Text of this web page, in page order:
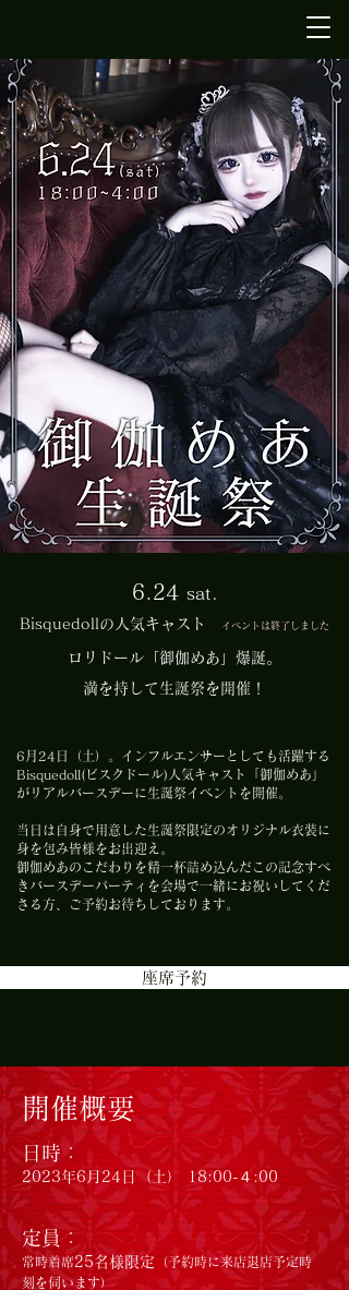
6.24 sat.​
Bisquedollの人気キャスト イベントは終了しました
ロリド ール 「御伽めあ 」爆誕。
満を持して生誕祭を開催！
6月24日（土）。インフルエンサーとしても活躍する
Bisquedoll(ビスクドール)人気キャスト「御伽めあ」
がリアルバースデーに生誕祭イベントを開催。
当日は自身で用意した生誕祭限定のオリジナル衣装に
身を包み皆様をお出迎え。
御伽めあのこだわりを精一杯詰め込んだこの記念すべ
きバースデーパーティを会場で一緒にお祝いしてくだ
さる方、ご予約お待ちしております。
座席予約
開催概要
​日時：
2023年6月24 日（土） 18:00-４ :00
定員：
常時着席25名様限定 （予約時に来店退店予定時
刻を伺います）